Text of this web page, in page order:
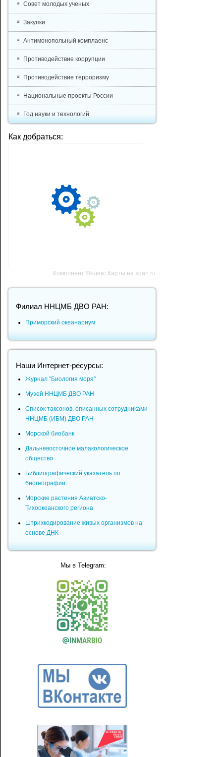
Совет молодых ученых
Закупки
Антимонопольный комплаенс
Противодействие коррупции
Противодействие терроризму
Национальные проекты России
Год науки и технологий
Как добраться:
Компонент Яндекс Карты на xdan.ru
Филиал ННЦМБ ДВО РАН:
Приморский океанариум
Наши Интернет-ресурсы:
Журнал "Биология моря"
Музей ННЦМБ ДВО РАН
Список таксонов, описанных сотрудниками
ННЦМБ (ИБМ) ДВО РАН
Морской биобанк
Дальневосточное малакологическое
общество
Библиографический указатель по
биогеографии
Морские растения Азиатско-
Тихоокеанского региона
Штрихкодирование живых организмов на
основе ДНК
Мы в Telegram: